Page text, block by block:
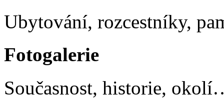
Ubytování, rozcestníky,
Fotogalerie
Současnost, historie,